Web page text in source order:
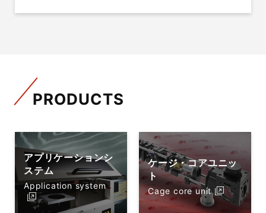
PRODUCTS
アプリケーションシ
ステム
Application system
ケージ・コアユニッ
ト
Cage core unit